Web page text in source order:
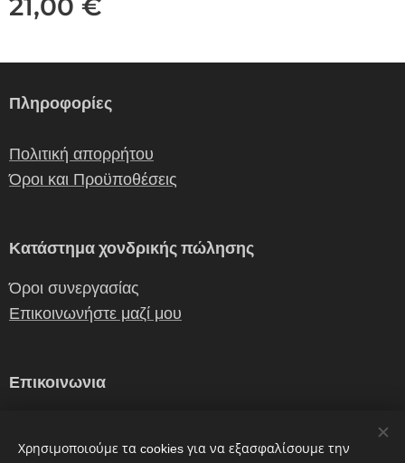
Πληροφορίες
Πολιτική απορρήτου
Όροι και Προϋποθέσεις
Κατάστημα χονδρικής πώλησης
Όροι συνεργασίας
Επικοινωνήστε μαζί μου
Επικοινωνια
erganiceramics@gmail.com
Χρησιμοποιούμε τα cookies για να εξασφαλίσουμε την